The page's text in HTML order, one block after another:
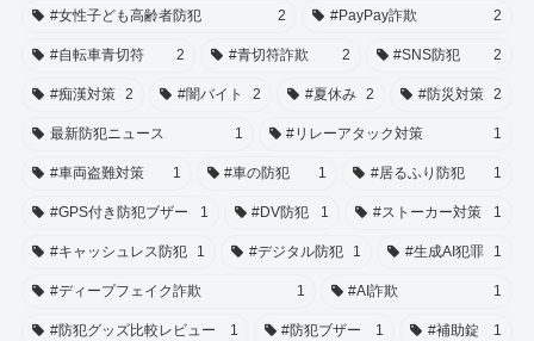
#女性子ども高齢者防犯 2 #PayPay詐欺 2
#自転車青切符 2 #青切符詐欺 2 #SNS防犯 2
#痴漢対策 2 #闇バイト 2 #夏休み 2 #防災対策 2
最新防犯ニュース 1 #リレーアタック対策 1
#車両盗難対策 1 #車の防犯 1 #居るふり防犯 1
#GPS付き防犯ブザー 1 #DV防犯 1 #ストーカー対策 1
#キャッシュレス防犯 1 #デジタル防犯 1 #生成AI犯罪 1
#ディープフェイク詐欺 1 #AI詐欺 1
#防犯グッズ比較レビュー 1 #防犯ブザー 1 #補助錠 1